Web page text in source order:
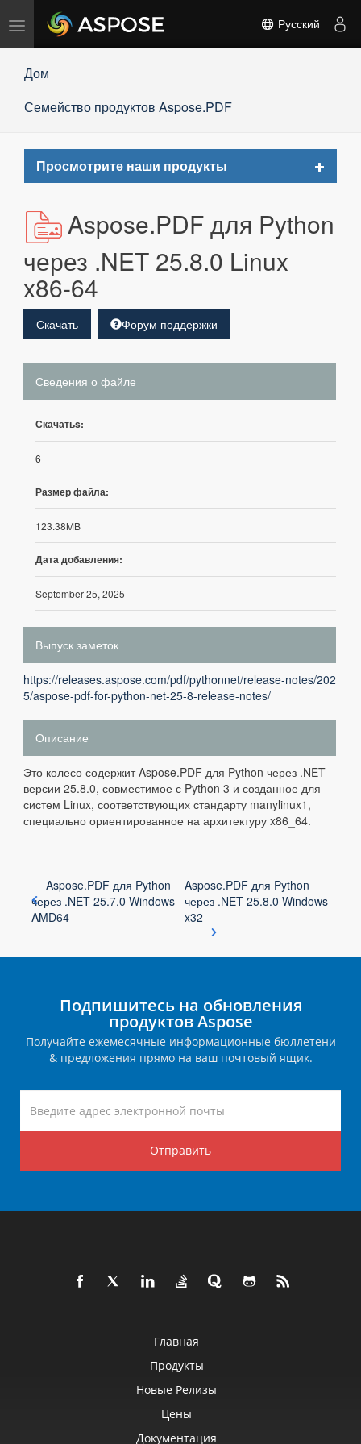
Переключить
навигацию
Русский
Дом
Семейство продуктов Aspose.PDF
Просмотрите наши продукты
Toggle
Aspose.PDF для Python
через .NET 25.8.0 Linux
x86-64
Скачать Форум поддержки
Сведения о файле
Скачатьs:
6
Размер файла:
123.38MB
Дата добавления:
September 25, 2025
Выпуск заметок
https://releases.aspose.com/pdf/pythonnet/release-notes/202
5/aspose-pdf-for-python-net-25-8-release-notes/
Описание
Это колесо содержит Aspose.PDF для Python через .NET
версии 25.8.0, совместимое с Python 3 и созданное для
систем Linux, соответствующих стандарту manylinux1,
специально ориентированное на архитектуру x86_64.
Aspose.PDF для Python
через .NET 25.7.0 Windows
AMD64
Aspose.PDF для Python
через .NET 25.8.0 Windows
x32
Подпишитесь на обновления
продуктов Aspose
Получайте ежемесячные информационные бюллетени
& предложения прямо на ваш почтовый ящик.
Отправить
Главная
Продукты
Новые Релизы
Цены
Документация